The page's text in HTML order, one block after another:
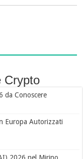
Crypto
da Conoscere
Europa Autorizzati